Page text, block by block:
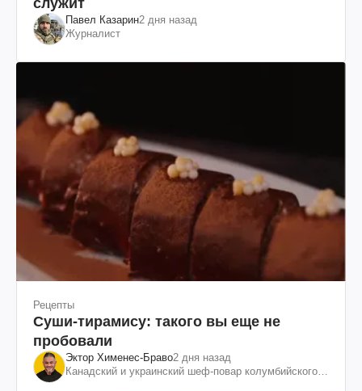
Павел Казарин2 дня назад
Журналист
Рецепты
Суши-тирамису: такого вы еще не
пробовали
Эктор Хименес-Браво2 дня назад
Канадский и украинский шеф-повар колумбийского